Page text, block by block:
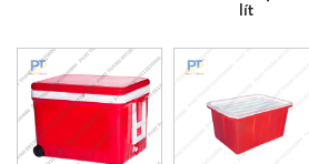
lít